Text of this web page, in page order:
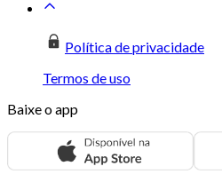
Política de privacidade
Termos de uso
Baixe o app